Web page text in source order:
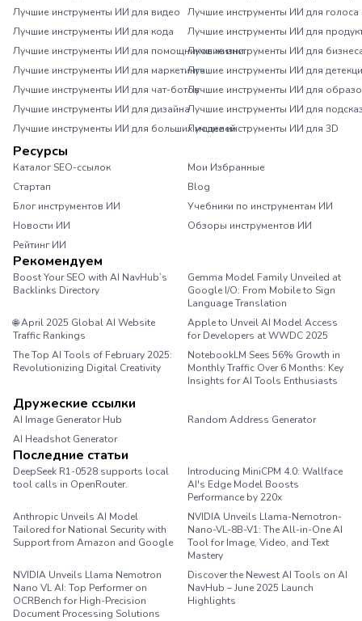
Лучшие инструменты ИИ для видео
Лучшие инструменты ИИ для голоса
Лучшие инструменты ИИ для кода
Лучшие инструменты ИИ для
Лучшие инструменты ИИ для помощников жизниЛучшие инструменты ИИ для
Лучшие инструменты ИИ для маркетингаЛучшие инструменты ИИ для
Лучшие инструменты ИИ для чат-ботовЛучшие инструменты ИИ для
Лучшие инструменты ИИ для дизайнаЛучшие инструменты ИИ для
Лучшие инструменты ИИ для больших моделейЛучшие инструменты ИИ для 3D
Ресурсы
Каталог SEO-ссылок
Мои Избранные
Стартап
Blog
Блог инструментов ИИ
Учебники по инструментам ИИ
Новости ИИ
Обзоры инструментов ИИ
Рейтинг ИИ
Рекомендуем
Boost Your SEO with AI NavHub’s
Backlinks Directory
Gemma Model Family Unveiled at
Google I/O: From Mobile to Sign
Language Translation
🌐 April 2025 Global AI Website
Traffic Rankings
Apple to Unveil AI Model Access
for Developers at WWDC 2025
The Top AI Tools of February 2025:
Revolutionizing Digital Creativity
NotebookLM Sees 56% Growth in
Monthly Traffic Over 6 Months: Key
Insights for AI Tools Enthusiasts
Дружеские ссылки
AI Image Generator Hub
Random Address Generator
AI Headshot Generator
Последние статьи
DeepSeek R1-0528 supports local
tool calls in OpenRouter.
Introducing MiniCPM 4.0: Wallface
AI's Edge Model Boosts
Performance by 220x
Anthropic Unveils AI Model
Tailored for National Security with
Support from Amazon and Google
NVIDIA Unveils Llama-Nemotron-
Nano-VL-8B-V1: The All-in-One AI
Tool for Image, Video, and Text
Mastery
NVIDIA Unveils Llama Nemotron
Nano VL AI: Top Performer on
OCRBench for High-Precision
Document Processing Solutions
Discover the Newest AI Tools on AI
NavHub – June 2025 Launch
Highlights